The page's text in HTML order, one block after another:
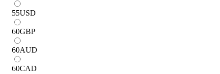
55USD
60GBP
60AUD
60CAD